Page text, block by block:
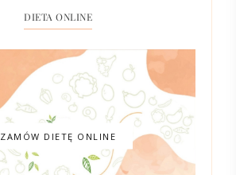
DIETA ONLINE
ZAMÓW DIETĘ ONLINE